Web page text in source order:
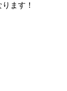
ます！